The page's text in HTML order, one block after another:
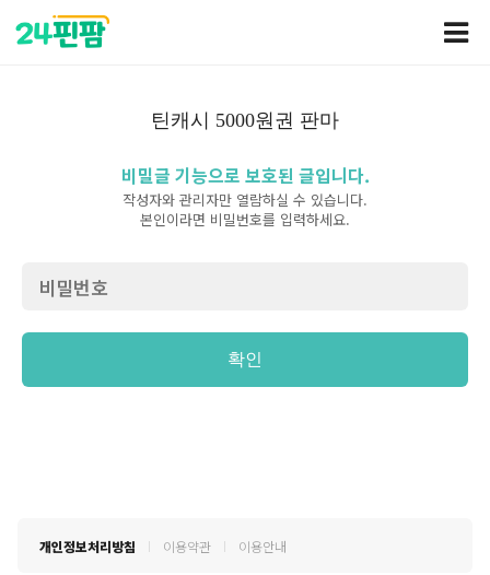
틴캐시 5000원권 판마
비밀글 기능으로 보호된 글입니다.
작성자와 관리자만 열람하실 수 있습니다.
본인이라면 비밀번호를 입력하세요.
개인정보처리방침 이용약관 이용안내